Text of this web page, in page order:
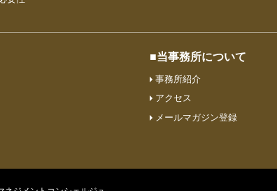
■当事務所について
事務所紹介
アクセス
メールマガジン登録